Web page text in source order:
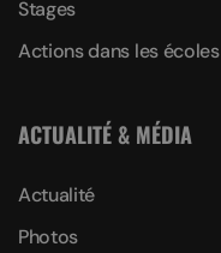
Stages
Actions dans les écoles
ACTUALITÉ & MÉDIA
Actualité
Photos